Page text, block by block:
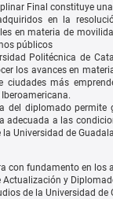
Final constituye
en la
en materia de
públicos
Politécnica de
los avances en
ciudades más
del diplomado permite
adecuada a las
Universidad de
con fundamento en los
Actualización y
de la Universidad de